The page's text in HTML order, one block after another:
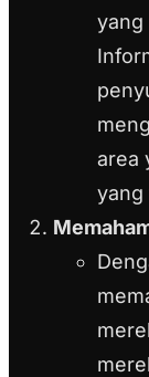
yang
area
yang